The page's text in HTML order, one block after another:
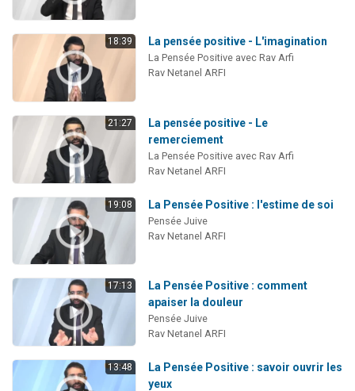
18:39 La pensée positive - L'imagination
La Pensée Positive avec Rav Arfi
Rav Netanel ARFI
21:27
La pensée positive - Le
remerciement
La Pensée Positive avec Rav Arfi
Rav Netanel ARFI
19:08 La Pensée Positive : l'estime de soi
Pensée Juive
Rav Netanel ARFI
17:13
La Pensée Positive : comment
apaiser la douleur
Pensée Juive
Rav Netanel ARFI
13:48
La Pensée Positive : savoir ouvrir les
yeux